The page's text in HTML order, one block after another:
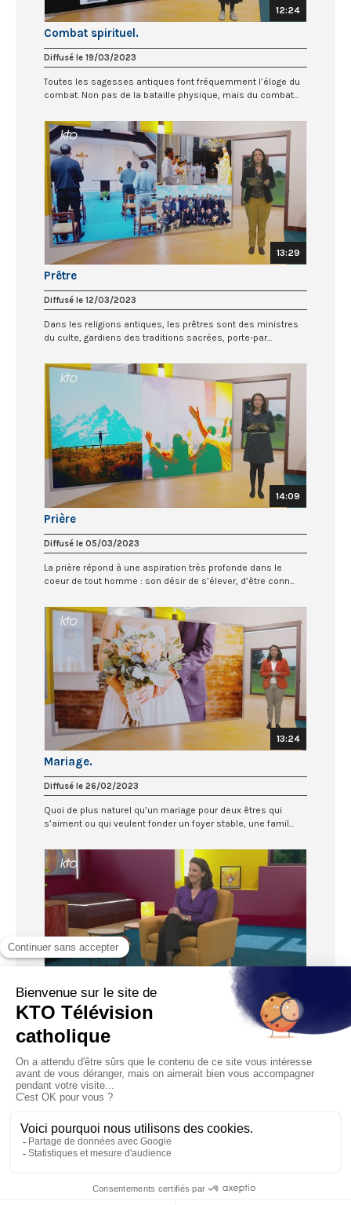
12:24
Combat spirituel.
Diffusé le 19/03/2023
Toutes les sagesses antiques font fréquemment l’éloge du
combat. Non pas de la bataille physique, mais du combat...
13:29
Prêtre
Diffusé le 12/03/2023
Dans les religions antiques, les prêtres sont des ministres
du culte, gardiens des traditions sacrées, porte-par...
14:09
Prière
Diffusé le 05/03/2023
La prière répond à une aspiration très profonde dans le
coeur de tout homme : son désir de s’élever, d’être conn...
13:24
Mariage.
Diffusé le 26/02/2023
Quoi de plus naturel qu’un mariage pour deux êtres qui
s’aiment ou qui veulent fonder un foyer stable, une famil...
Péché
Diffusé le 19/02/2023
l’idée d’en commettre, et ceux qui trouvent que c’es...